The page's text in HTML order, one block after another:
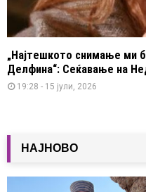
„Најтешкото снимање ми
Делфина“: Сеќавање на
19:28 - 15 јули, 2026
НАЈНОВО